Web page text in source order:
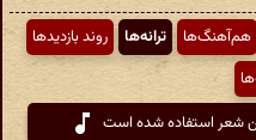
هم‌آهنگ‌ها ترانه‌ها
روند بازدیدها
شعر استفاده شده است